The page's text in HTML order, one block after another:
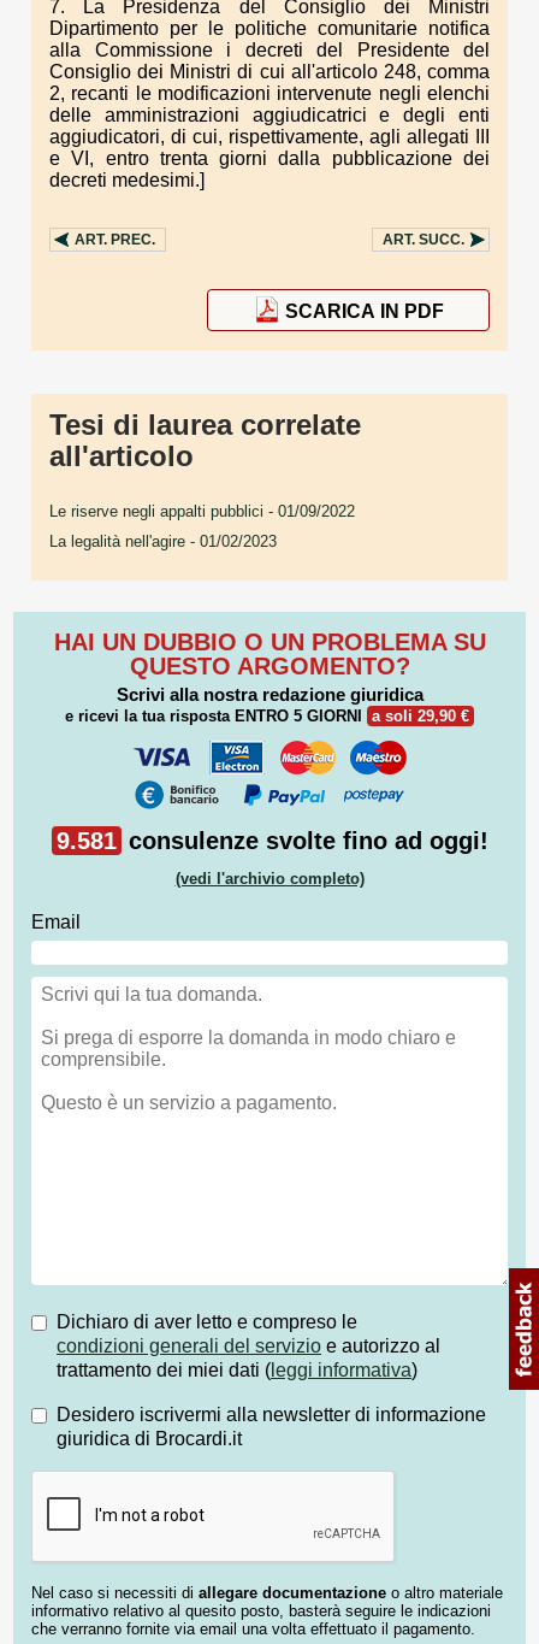
7. La Presidenza del Consiglio dei Ministri
Dipartimento per le politiche comunitarie notifica
alla Commissione i decreti del Presidente del
Consiglio dei Ministri di cui all'articolo 248, comma
2, recanti le modificazioni intervenute negli elenchi
delle amministrazioni aggiudicatrici e degli enti
aggiudicatori, di cui, rispettivamente, agli allegati III
e VI, entro trenta giorni dalla pubblicazione dei
decreti medesimi.]
ART. PREC. ART. SUCC.
SCARICA IN PDF
Tesi di laurea correlate
all'articolo
Le riserve negli appalti pubblici - 01/09/2022
La legalità nell'agire - 01/02/2023
HAI UN DUBBIO O UN PROBLEMA SU
QUESTO ARGOMENTO?
Scrivi alla nostra redazione giuridica
e ricevi la tua risposta ENTRO 5 GIORNI a soli 29,90 €
9.581 consulenze svolte fino ad oggi!
(vedi l'archivio completo)
Email
Dichiaro di aver letto e compreso le
condizioni generali del servizio e autorizzo al
trattamento dei miei dati ( leggi informativa)
Desidero iscrivermi alla newsletter di informazione
giuridica di Brocardi.it
Nel caso si necessiti di allegare documentazione o altro materiale
informativo relativo al quesito posto, basterà seguire le indicazioni
che verranno fornite via email una volta effettuato il pagamento.